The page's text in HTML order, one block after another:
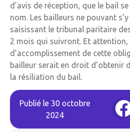
d’avis de réception, que le bail
nom. Les bailleurs ne pouvant
saisissant le tribunal paritaire
2 mois qui suivront. Et attention,
d’accomplissement de cette
bailleur serait en droit d’obtenir
la résiliation du bail.
Publié le 30 octobre
2024